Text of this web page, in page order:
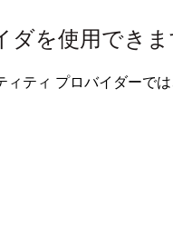
ダを使用できま
ティ プロバイダーでは